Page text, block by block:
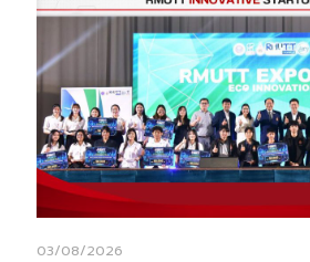
03/08/2026